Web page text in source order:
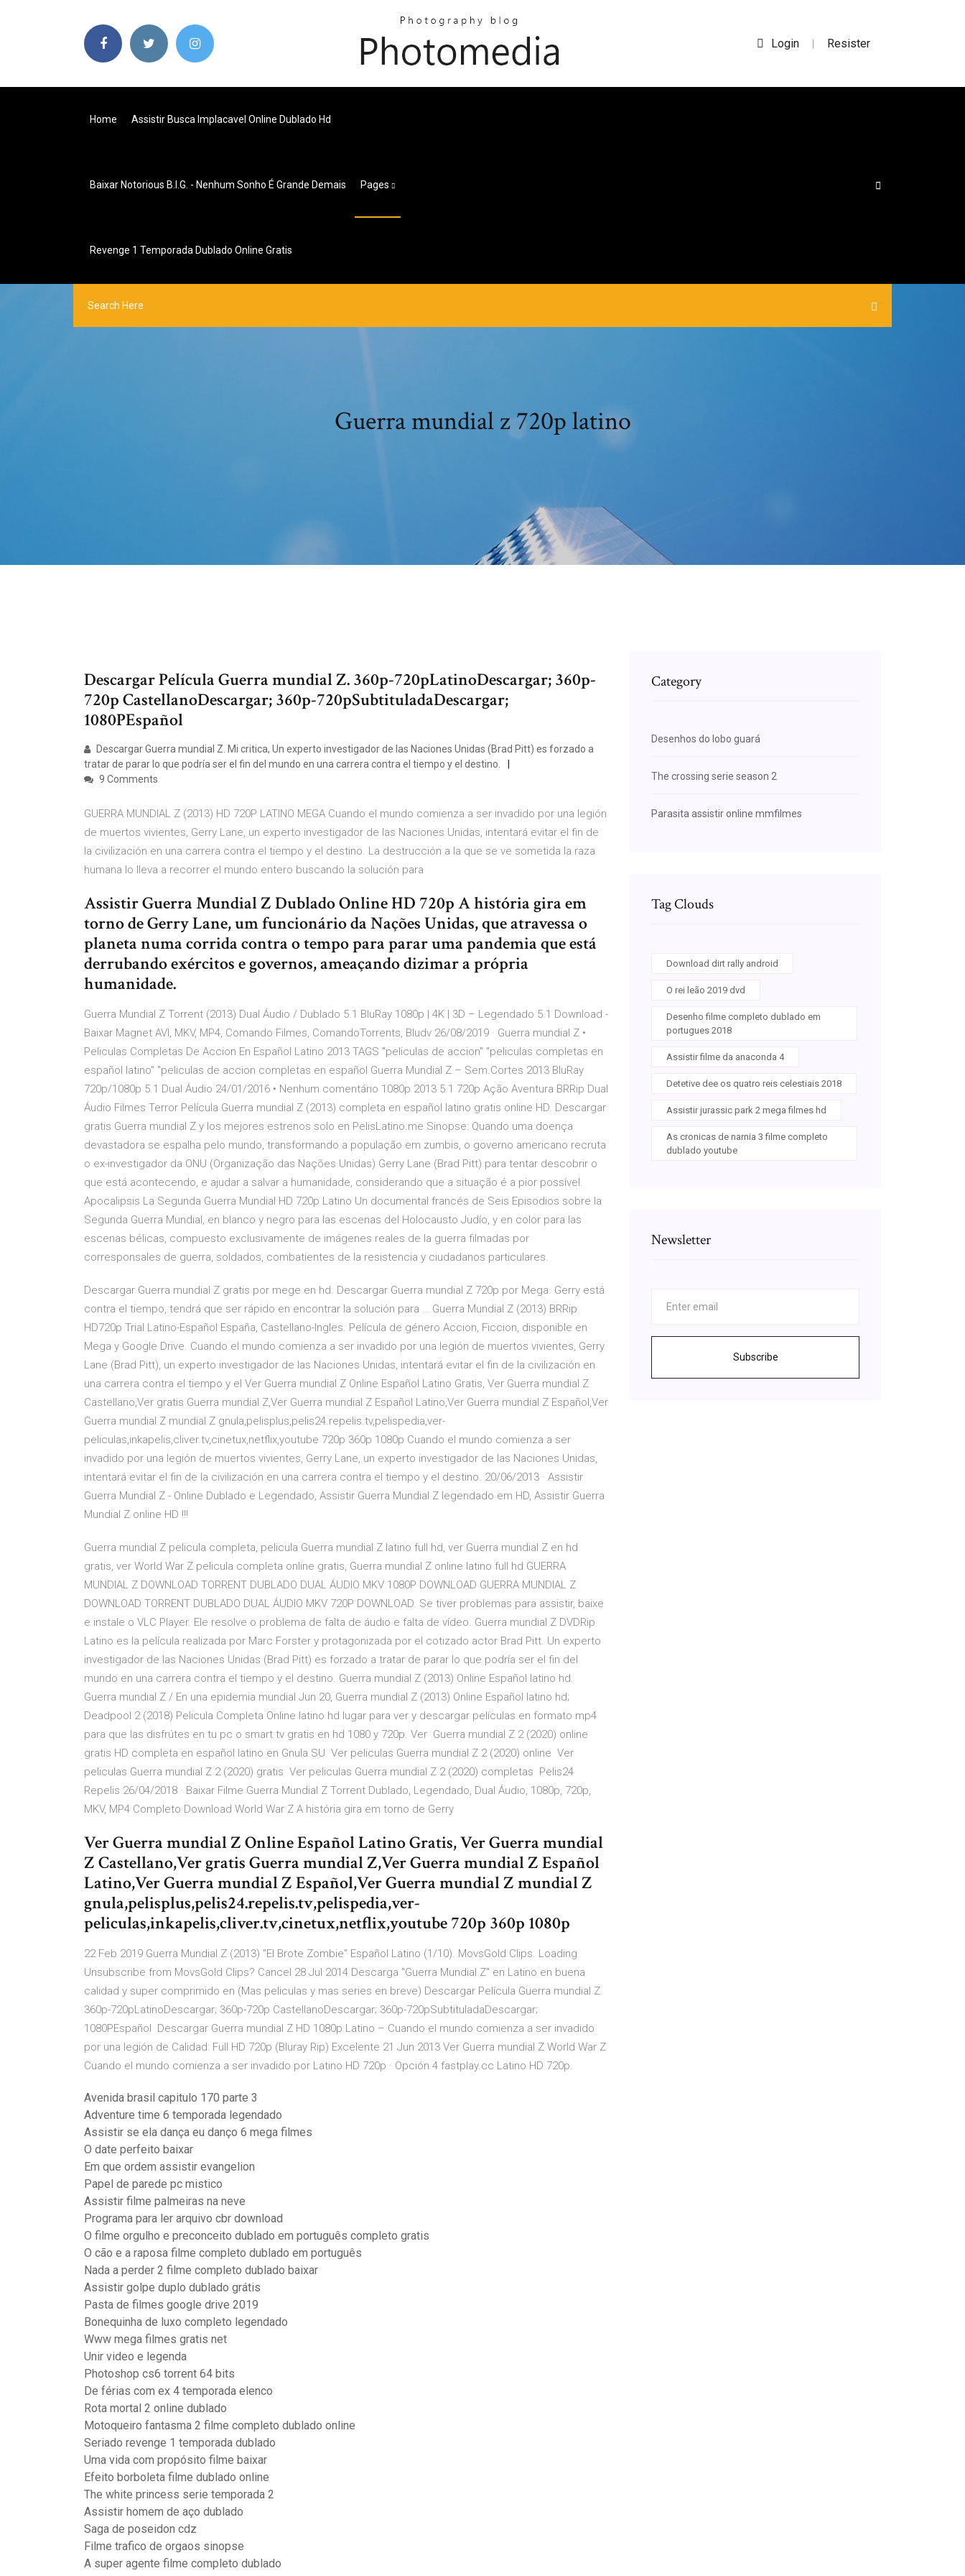
Login | Resister
Home Assistir Busca Implacavel Online Dublado Hd
Baixar Notorious B.i.g. - Nenhum Sonho É Grande Demais Pages
Revenge 1 Temporada Dublado Online Gratis
Guerra mundial z 720p latino
Descargar Película Guerra mundial Z. 360p-720pLatinoDescargar; 360p-
720p CastellanoDescargar; 360p-720pSubtituladaDescargar;
1080PEspañol
Descargar Guerra mundial Z. Mi critica, Un experto investigador de las Naciones Unidas (Brad Pitt) es forzado a
tratar de parar lo que podría ser el fin del mundo en una carrera contra el tiempo y el destino.
9 Comments
GUERRA MUNDIAL Z (2013) HD 720P LATINO MEGA Cuando el mundo comienza a ser invadido por una legión
de muertos vivientes, Gerry Lane, un experto investigador de las Naciones Unidas, intentará evitar el fin de
la civilización en una carrera contra el tiempo y el destino. La destrucción a la que se ve sometida la raza
humana lo lleva a recorrer el mundo entero buscando la solución para
Assistir Guerra Mundial Z Dublado Online HD 720p A história gira em
torno de Gerry Lane, um funcionário da Nações Unidas, que atravessa o
planeta numa corrida contra o tempo para parar uma pandemia que está
derrubando exércitos e governos, ameaçando dizimar a própria
humanidade.
Guerra Mundial Z Torrent (2013) Dual Áudio / Dublado 5.1 BluRay 1080p | 4K | 3D – Legendado 5.1 Download -
Baixar Magnet AVI, MKV, MP4, Comando Filmes, ComandoTorrents, Bludv 26/08/2019 · Guerra mundial Z •
Peliculas Completas De Accion En Español Latino 2013 TAGS "peliculas de accion" "peliculas completas en
español latino" "peliculas de accion completas en español Guerra Mundial Z – Sem.Cortes 2013 BluRay
720p/1080p 5.1 Dual Áudio 24/01/2016 • Nenhum comentário 1080p 2013 5.1 720p Ação Aventura BRRip Dual
Áudio Filmes Terror Película Guerra mundial Z (2013) completa en español latino gratis online HD. Descargar
gratis Guerra mundial Z y los mejores estrenos solo en PelisLatino.me Sinopse: Quando uma doença
devastadora se espalha pelo mundo, transformando a população em zumbis, o governo americano recruta
o ex-investigador da ONU (Organização das Nações Unidas) Gerry Lane (Brad Pitt) para tentar descobrir o
que está acontecendo, e ajudar a salvar a humanidade, considerando que a situação é a pior possível.
Apocalipsis La Segunda Guerra Mundial HD 720p Latino Un documental francés de Seis Episodios sobre la
Segunda Guerra Mundial, en blanco y negro para las escenas del Holocausto Judío, y en color para las
escenas bélicas, compuesto exclusivamente de imágenes reales de la guerra filmadas por
corresponsales de guerra, soldados, combatientes de la resistencia y ciudadanos particulares.
Descargar Guerra mundial Z gratis por mege en hd. Descargar Guerra mundial Z 720p por Mega. Gerry está
contra el tiempo, tendrá que ser rápido en encontrar la solución para … Guerra Mundial Z (2013) BRRip
HD720p Trial Latino-Español España, Castellano-Ingles. Película de género Accion, Ficcion, disponible en
Mega y Google Drive. Cuando el mundo comienza a ser invadido por una legión de muertos vivientes, Gerry
Lane (Brad Pitt), un experto investigador de las Naciones Unidas, intentará evitar el fin de la civilización en
una carrera contra el tiempo y el Ver Guerra mundial Z Online Español Latino Gratis, Ver Guerra mundial Z
Castellano,Ver gratis Guerra mundial Z,Ver Guerra mundial Z Español Latino,Ver Guerra mundial Z Español,Ver
Guerra mundial Z mundial Z gnula,pelisplus,pelis24.repelis.tv,pelispedia,ver-
peliculas,inkapelis,cliver.tv,cinetux,netflix,youtube 720p 360p 1080p Cuando el mundo comienza a ser
invadido por una legión de muertos vivientes, Gerry Lane, un experto investigador de las Naciones Unidas,
intentará evitar el fin de la civilización en una carrera contra el tiempo y el destino. 20/06/2013 · Assistir
Guerra Mundial Z - Online Dublado e Legendado, Assistir Guerra Mundial Z legendado em HD, Assistir Guerra
Mundial Z online HD !!!
Guerra mundial Z pelicula completa, pelicula Guerra mundial Z latino full hd, ver Guerra mundial Z en hd
gratis, ver World War Z pelicula completa online gratis, Guerra mundial Z online latino full hd GUERRA
MUNDIAL Z DOWNLOAD TORRENT DUBLADO DUAL ÁUDIO MKV 1080P DOWNLOAD GUERRA MUNDIAL Z
DOWNLOAD TORRENT DUBLADO DUAL ÁUDIO MKV 720P DOWNLOAD. Se tiver problemas para assistir, baixe
e instale o VLC Player. Ele resolve o problema de falta de áudio e falta de vídeo. Guerra mundial Z DVDRip
Latino es la película realizada por Marc Forster y protagonizada por el cotizado actor Brad Pitt. Un experto
investigador de las Naciones Unidas (Brad Pitt) es forzado a tratar de parar lo que podría ser el fin del
mundo en una carrera contra el tiempo y el destino. Guerra mundial Z (2013) Online Español latino hd.
Guerra mundial Z / En una epidemia mundial Jun 20, Guerra mundial Z (2013) Online Español latino hd;
Deadpool 2 (2018) Pelicula Completa Online latino hd lugar para ver y descargar películas en formato mp4
para que las disfrútes en tu pc o smart tv gratis en hd 1080 y 720p. Ver ️ Guerra mundial Z 2 (2020) online
gratis HD completa en español latino en Gnula.SU ️ Ver peliculas Guerra mundial Z 2 (2020) online ️ Ver
peliculas Guerra mundial Z 2 (2020) gratis ️ Ver peliculas Guerra mundial Z 2 (2020) completas ️ Pelis24
Repelis 26/04/2018 · Baixar Filme Guerra Mundial Z Torrent Dublado, Legendado, Dual Áudio, 1080p, 720p,
MKV, MP4 Completo Download World War Z A história gira em torno de Gerry
Ver Guerra mundial Z Online Español Latino Gratis, Ver Guerra mundial
Z Castellano,Ver gratis Guerra mundial Z,Ver Guerra mundial Z Español
Latino,Ver Guerra mundial Z Español,Ver Guerra mundial Z mundial Z
gnula,pelisplus,pelis24.repelis.tv,pelispedia,ver-
peliculas,inkapelis,cliver.tv,cinetux,netflix,youtube 720p 360p 1080p
22 Feb 2019 Guerra Mundial Z (2013) "El Brote Zombie" Español Latino (1/10). MovsGold Clips. Loading
Unsubscribe from MovsGold Clips? Cancel 28 Jul 2014 Descarga "Guerra Mundial Z" en Latino en buena
calidad y super comprimido en (Mas peliculas y mas series en breve) Descargar Película Guerra mundial Z.
360p-720pLatinoDescargar; 360p-720p CastellanoDescargar; 360p-720pSubtituladaDescargar;
1080PEspañol Descargar Guerra mundial Z HD 1080p Latino – Cuando el mundo comienza a ser invadido
por una legión de Calidad: Full HD 720p (Bluray Rip) Excelente 21 Jun 2013 Ver Guerra mundial Z World War Z
Cuando el mundo comienza a ser invadido por Latino HD 720p · Opción 4 fastplay.cc Latino HD 720p.
Avenida brasil capitulo 170 parte 3
Adventure time 6 temporada legendado
Assistir se ela dança eu danço 6 mega filmes
O date perfeito baixar
Em que ordem assistir evangelion
Papel de parede pc mistico
Assistir filme palmeiras na neve
Programa para ler arquivo cbr download
O filme orgulho e preconceito dublado em português completo gratis
O cão e a raposa filme completo dublado em português
Nada a perder 2 filme completo dublado baixar
Assistir golpe duplo dublado grátis
Pasta de filmes google drive 2019
Bonequinha de luxo completo legendado
Www mega filmes gratis net
Unir video e legenda
Photoshop cs6 torrent 64 bits
De férias com ex 4 temporada elenco
Rota mortal 2 online dublado
Motoqueiro fantasma 2 filme completo dublado online
Seriado revenge 1 temporada dublado
Uma vida com propósito filme baixar
Efeito borboleta filme dublado online
The white princess serie temporada 2
Assistir homem de aço dublado
Saga de poseidon cdz
Filme trafico de orgaos sinopse
A super agente filme completo dublado
Category
Desenhos do lobo guará
The crossing serie season 2
Parasita assistir online mmfilmes
Tag Clouds
Download dirt rally android
O rei leão 2019 dvd
Desenho filme completo dublado em
portugues 2018
Assistir filme da anaconda 4
Detetive dee os quatro reis celestiais 2018
Assistir jurassic park 2 mega filmes hd
As cronicas de narnia 3 filme completo
dublado youtube
Newsletter
Subscribe